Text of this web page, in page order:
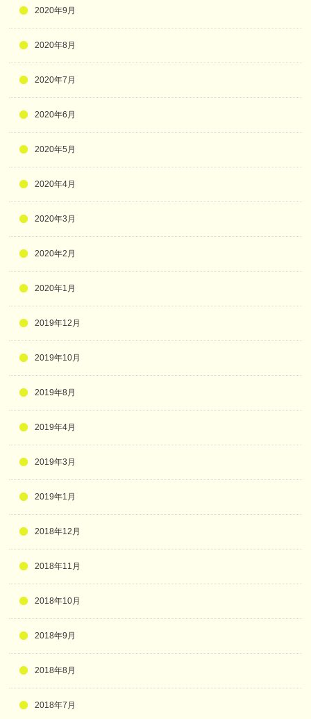
2020年9月
2020年8月
2020年7月
2020年6月
2020年5月
2020年4月
2020年3月
2020年2月
2020年1月
2019年12月
2019年10月
2019年8月
2019年4月
2019年3月
2019年1月
2018年12月
2018年11月
2018年10月
2018年9月
2018年8月
2018年7月